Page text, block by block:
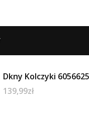
Dkny Kolczyki
139,99zł